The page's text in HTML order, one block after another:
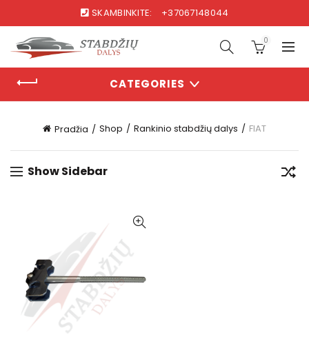
SKAMBINKITE: +37067148044
0
CATEGORIES
Pradžia Shop Rankinio stabdžių dalys FIAT
Show Sidebar